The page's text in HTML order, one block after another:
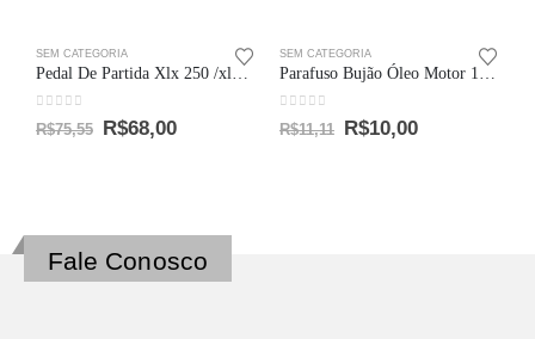
SEM CATEGORIA
Pedal De Partida Xlx 250 /xlx350 Completo
0out of 5
R$75,55 R$68,00
SEM CATEGORIA
Parafuso Bujão Óleo Motor 14mm Borracha Silicone
0out of 5
R$11,11 R$10,00
Fale Conosco